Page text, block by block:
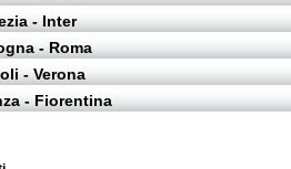
- Inter
- Roma
- Verona
- Fiorentina